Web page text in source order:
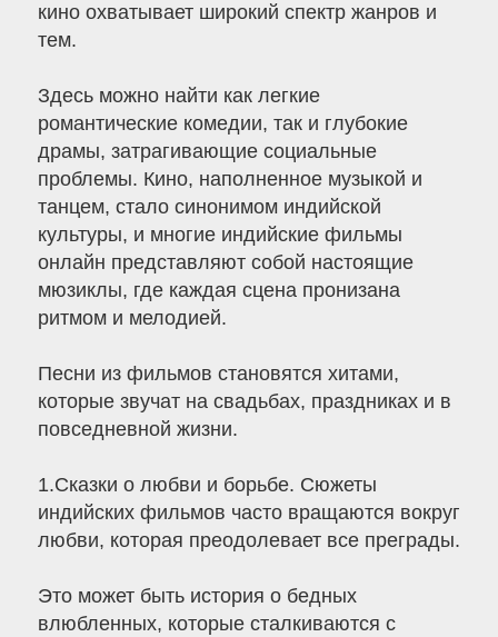
кино охватывает широкий спектр жанров и
тем.
Здесь можно найти как легкие
романтические комедии, так и глубокие
драмы, затрагивающие социальные
проблемы. Кино, наполненное музыкой и
танцем, стало синонимом индийской
культуры, и многие индийские фильмы
онлайн представляют собой настоящие
мюзиклы, где каждая сцена пронизана
ритмом и мелодией.
Песни из фильмов становятся хитами,
которые звучат на свадьбах, праздниках и в
повседневной жизни.
1.Сказки о любви и борьбе. Сюжеты
индийских фильмов часто вращаются вокруг
любви, которая преодолевает все преграды.
Это может быть история о бедных
влюбленных, которые сталкиваются с